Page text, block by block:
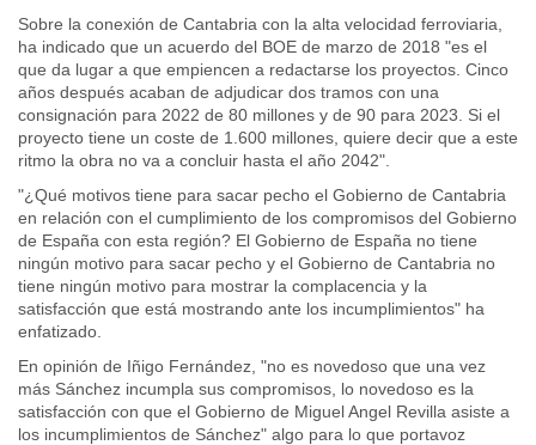
Sobre la conexión de Cantabria con la alta velocidad ferroviaria,
ha indicado que un acuerdo del BOE de marzo de 2018 "es el
que da lugar a que empiencen a redactarse los proyectos. Cinco
años después acaban de adjudicar dos tramos con una
consignación para 2022 de 80 millones y de 90 para 2023. Si el
proyecto tiene un coste de 1.600 millones, quiere decir que a este
ritmo la obra no va a concluir hasta el año 2042".
"¿Qué motivos tiene para sacar pecho el Gobierno de Cantabria
en relación con el cumplimiento de los compromisos del Gobierno
de España con esta región? El Gobierno de España no tiene
ningún motivo para sacar pecho y el Gobierno de Cantabria no
tiene ningún motivo para mostrar la complacencia y la
satisfacción que está mostrando ante los incumplimientos" ha
enfatizado.
En opinión de Iñigo Fernández, "no es novedoso que una vez
más Sánchez incumpla sus compromisos, lo novedoso es la
satisfacción con que el Gobierno de Miguel Angel Revilla asiste a
los incumplimientos de Sánchez" algo para lo que portavoz